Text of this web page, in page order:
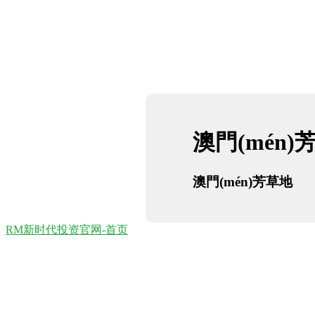
澳門(mén)
澳門(mén)芳草地
RM新时代投资官网-首页